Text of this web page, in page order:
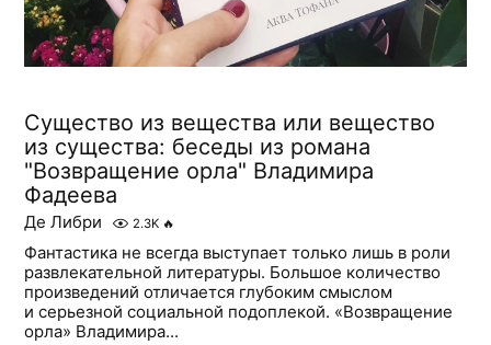
Существо из вещества или вещество
из существа: беседы из романа
"Возвращение орла" Владимира
Фадеева
Де Либри 2.3K 🔥
Фантастика не всегда выступает только лишь в роли
развлекательной литературы. Большое количество
произведений отличается глубоким смыслом
и серьезной социальной подоплекой. «Возвращение
орла» Владимира...